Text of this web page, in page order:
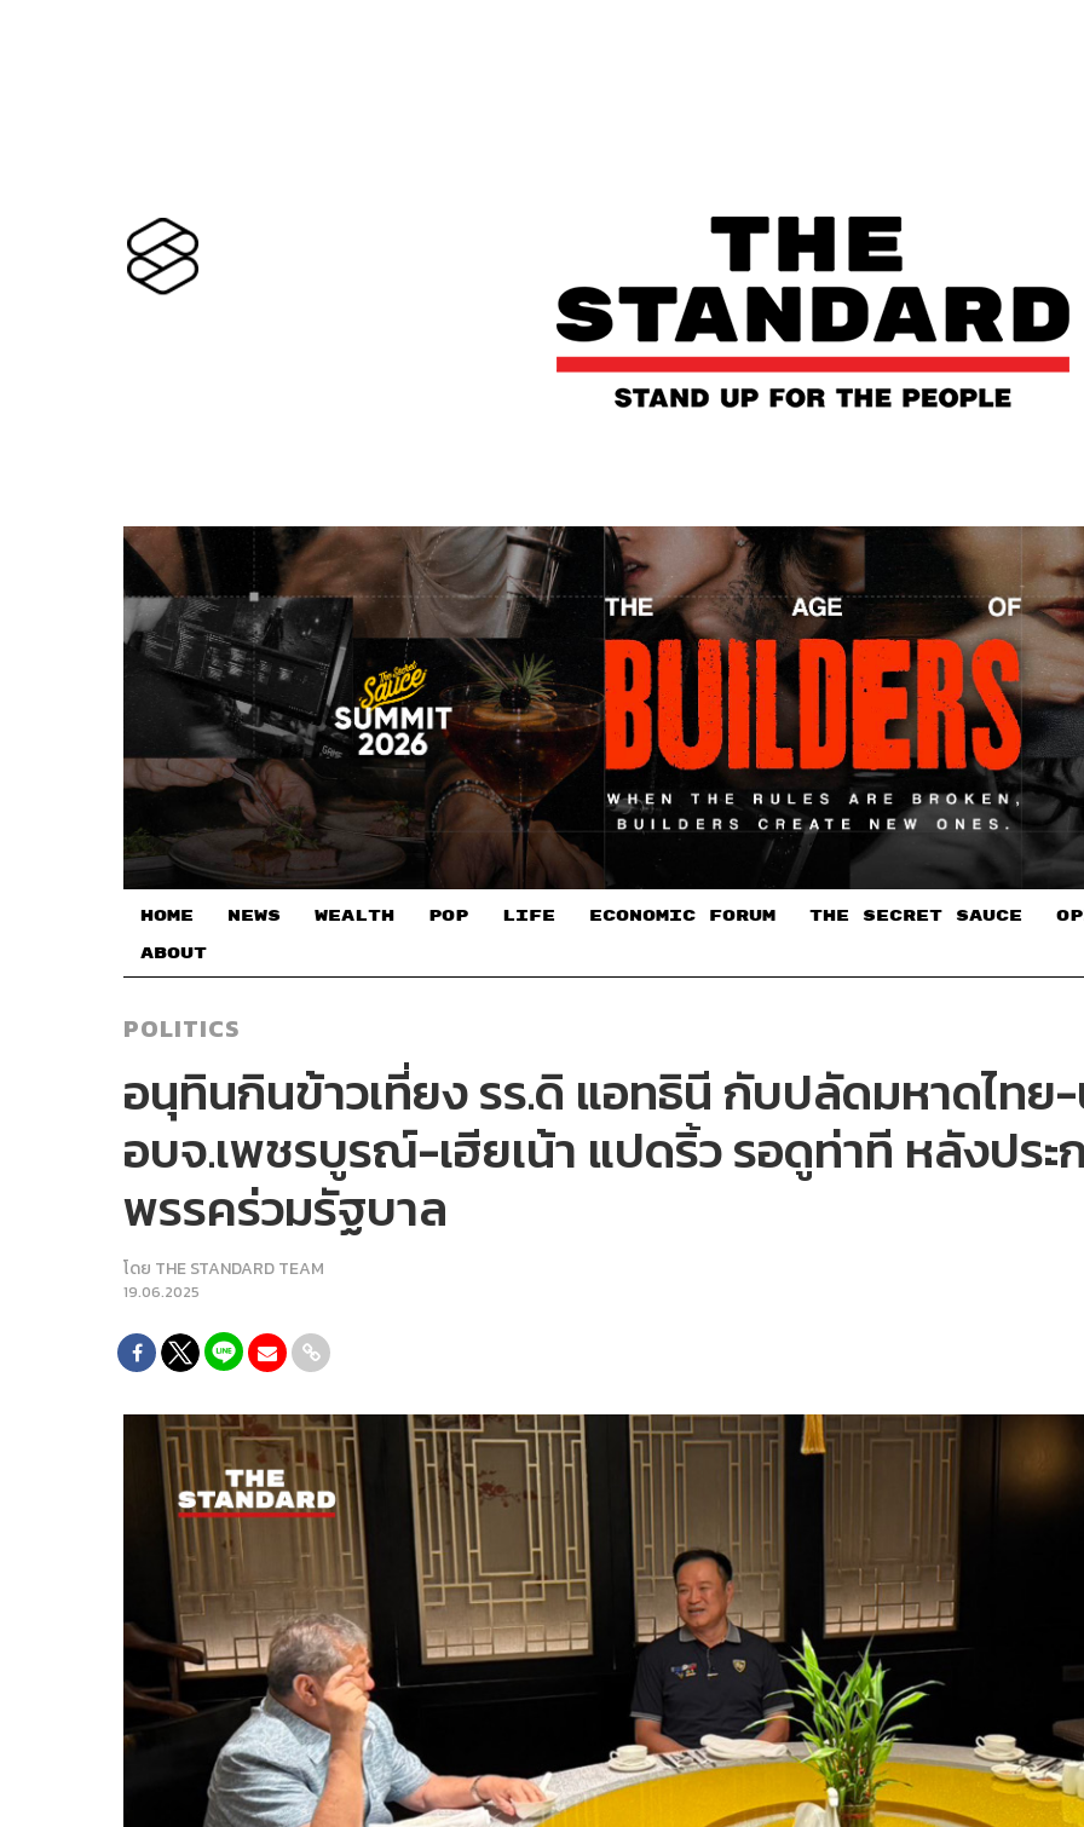
HOME NEWS WEALTH POP LIFE ECONOMIC FORUM THE SECRET SAUCE​
ABOUT
POLITICS
อนุทินกินข้าวเที่ยง รร.ดิ แอทธินี กับปลัดมหาดไทย
อบจ.เพชรบูรณ์-เฮียเน้า แปดริ้ว รอดูท่าที หลังปร
พรรคร่วมรัฐบาล
โดย THE STANDARD TEAM
19.06.2025